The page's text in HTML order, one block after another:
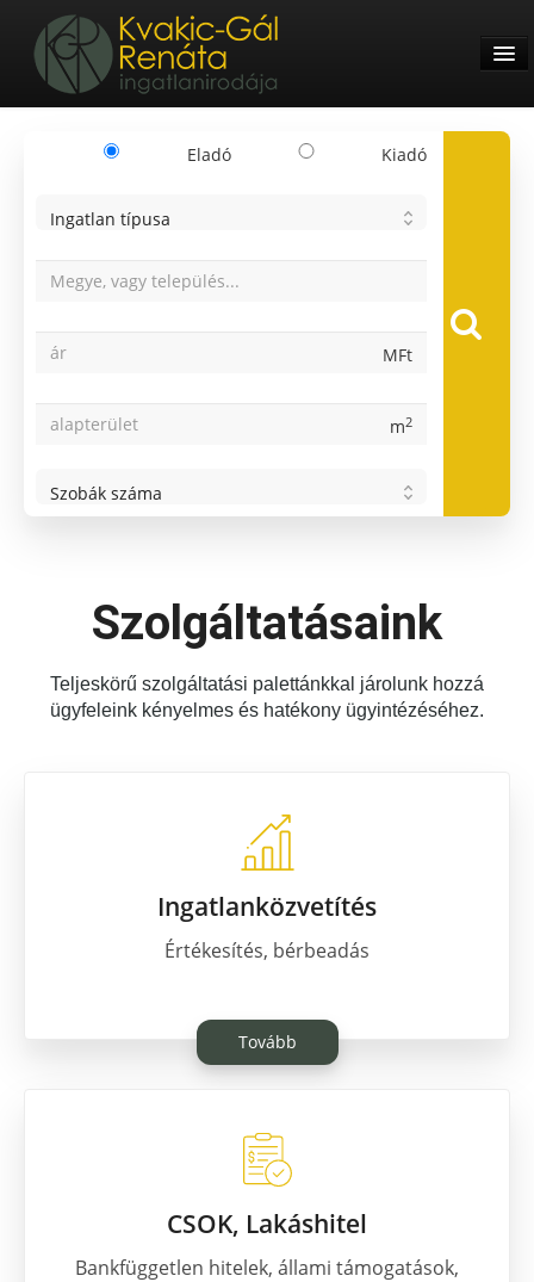
RÓLUNK
INGATLANOK
VEVŐKNEK
AKTUÁLIS PÉNZÜGYEK
KARRIER
KAPCSOLAT
Eladó Kiadó
Ingatlan típusa
Telek
Garázs
Iroda
MFt
m2
3
Szobák száma
Szolgáltatásaink
Teljeskörű szolgáltatási palettánkkal járolunk hozzá
ügyfeleink kényelmes és hatékony ügyintézéséhez.
Ingatlanközvetítés
Értékesítés, bérbeadás
Tovább
CSOK, Lakáshitel
Bankfüggetlen hitelek, állami támogatások,